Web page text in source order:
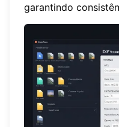
garantindo